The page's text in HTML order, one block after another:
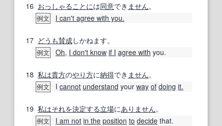
16 おっしゃる ことには同意でき ません。
例文 I can't agree with you.
17 どうも賛成しかねます。
例文 Oh, I don't know if I agree with you.
18 私は貴方のやり方に納得でき ません。
例文 I cannot understand your way of doing it.
19 私はそれを決定する立場にありません。
例文 I am not in the position to decide that.